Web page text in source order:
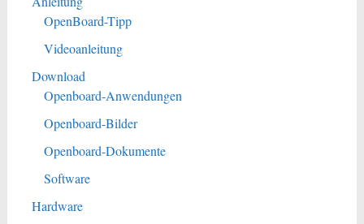
OpenBoard-Tipp
Videoanleitung
Download
Openboard-Anwendungen
Openboard-Bilder
Openboard-Dokumente
Software
Hardware